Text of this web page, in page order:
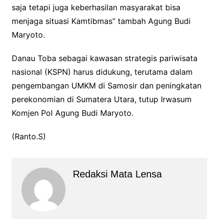
saja tetapi juga keberhasilan masyarakat bisa
menjaga situasi Kamtibmas” tambah Agung Budi
Maryoto.
Danau Toba sebagai kawasan strategis pariwisata
nasional (KSPN) harus didukung, terutama dalam
pengembangan UMKM di Samosir dan peningkatan
perekonomian di Sumatera Utara, tutup Irwasum
Komjen Pol Agung Budi Maryoto.
(Ranto.S)
Redaksi Mata Lensa